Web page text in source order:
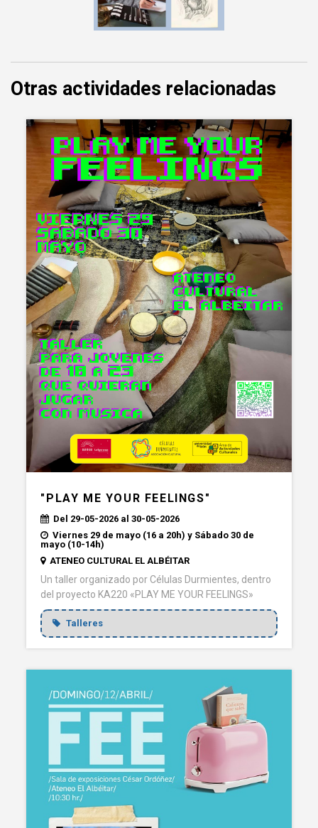
Otras actividades relacionadas
"PLAY ME YOUR FEELINGS"
Del 29-05-2026 al 30-05-2026
Viernes 29 de mayo (16 a 20h) y Sábado 30 de
mayo (10-14h)
ATENEO CULTURAL EL ALBÉITAR
Un taller organizado por Células Durmientes, dentro
del proyecto KA220 «PLAY ME YOUR FEELINGS»
Talleres